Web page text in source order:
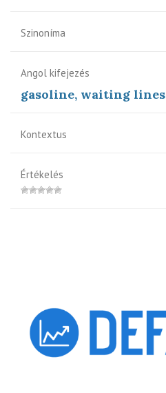
Szinoníma
Angol kifejezés
gasoline, waiting lines
Kontextus
Értékelés